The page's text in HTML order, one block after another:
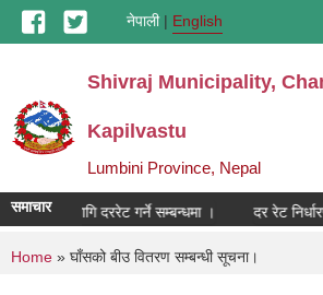
Skip to main contentनेपाली English
Shivraj Municipality,
Kapilvastu
Lumbini Province, Nepal
समाचार लागि दररेट गर्ने सम्बन्धमा । दर रेट
You are here
Home » घाँसको बीउ वितरण सम्बन्धी सूचना।